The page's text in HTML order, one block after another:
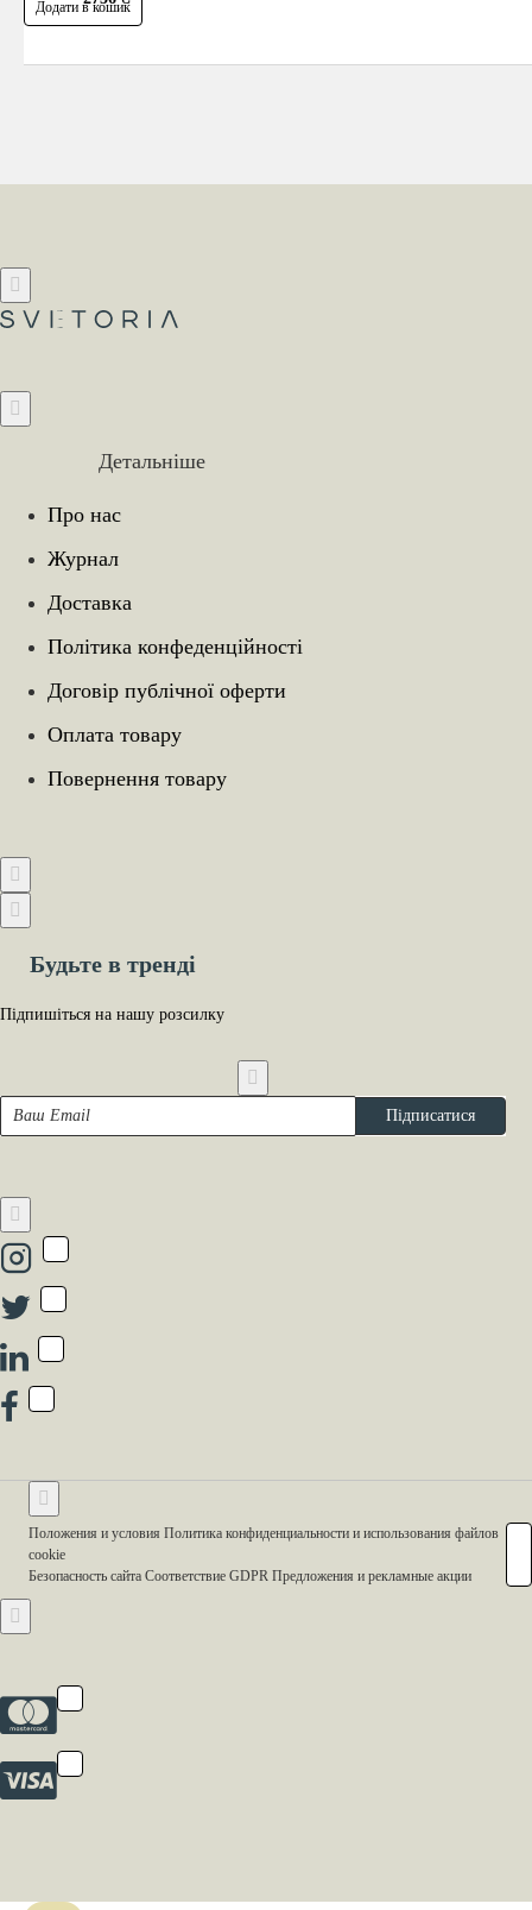
Додати в кошик
Детальніше
Про нас
Журнал
Доставка
Політика конфеденційності
Договір публічної оферти
Оплата товару
Повернення товару
Будьте в тренді
Підпишіться на нашу розсилку
Підписатися
Положения и условия Политика конфиденциальности и использования файлов
cookie
Безопасность сайта Соответствие GDPR Предложения и рекламные акции